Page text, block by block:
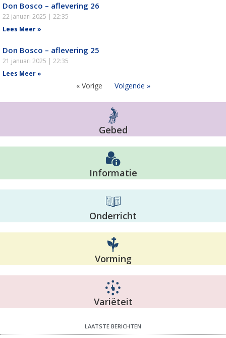
Don Bosco – aflevering 26
22 januari 2025
22:35
Lees Meer »
Don Bosco – aflevering 25
21 januari 2025
22:35
Lees Meer »
« Vorige Volgende »
Gebed
Informatie
Onderricht
Vorming
Variëteit
LAATSTE BERICHTEN